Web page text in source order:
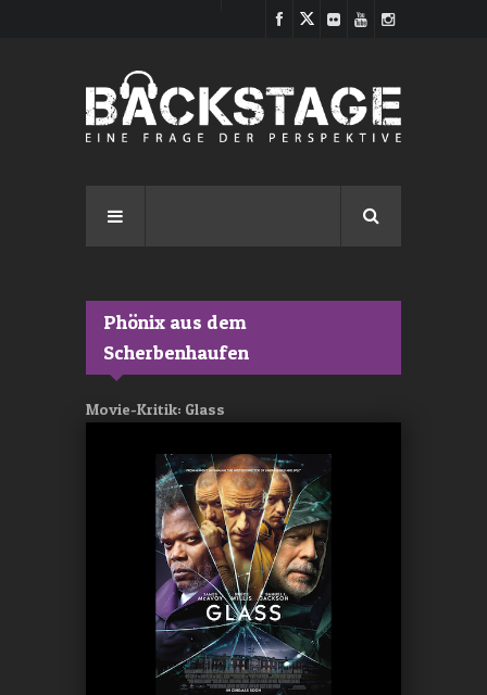
Phönix aus dem
Scherbenhaufen
Movie-Kritik: Glass